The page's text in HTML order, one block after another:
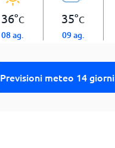
36°C
08 ag.
35°C
09 ag.
Previsioni meteo 14 giorni